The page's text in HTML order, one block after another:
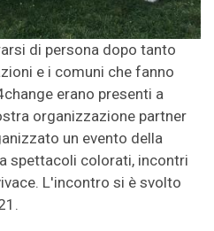
di persona dopo tanto
e i comuni che fanno
erano presenti a
organizzazione partner
un evento della
spettacoli colorati, incontri
L'incontro si è svolto